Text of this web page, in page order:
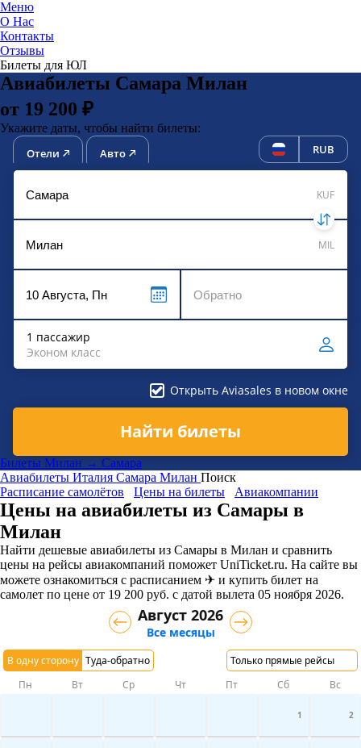
Меню
О Нас
Контакты
Отзывы
Билеты для ЮЛ
Авиабилеты Самара Милан
от 19 200 ₽
Укажите даты, чтобы найти билеты:
Отели Авто RUB
KUF
MIL
1 пассажир
Эконом класс
Открыть Aviasales в новом окне
Найти билеты
Билеты Милан → Самара
Авиабилеты Италия Самара Милан Поиск
Расписание самолётов
Цены на билеты Авиакомпании
Цены на авиабилеты из Самары в
Милан
Найти дешевые авиабилеты из Самары в Милан и сравнить
цены на рейсы авиакомпаний поможет UniTicket.ru. На сайте вы
можете ознакомиться с расписанием ✈ и купить билет на
самолет по цене от 19 200 руб. с датой вылета 05 ноября 2026.
В одну сторону Туда-обратно Только прямые рейсы
Август 2026
Все месяцы
Пн Вт Ср Чт Пт Сб Вс
1 2